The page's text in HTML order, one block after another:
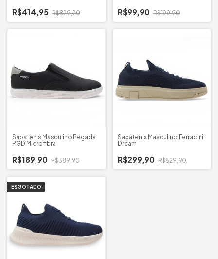
R$414,95 R$829,90 R$99,90 R$199,90
Sapatenis Masculino Pegada
PGD Microfibra
R$189,90 R$389,90
Sapatenis Masculino Ferracini
Dream
R$299,90 R$529,90
ESGOTADO